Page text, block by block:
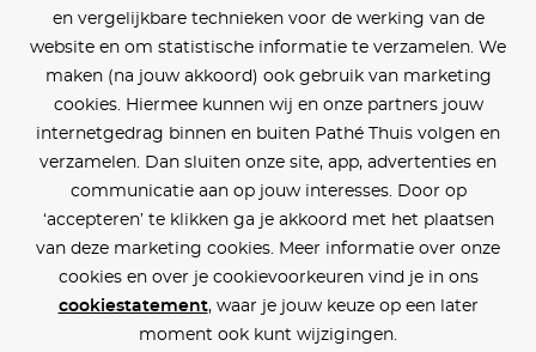
en vergelijkbare technieken voor de werking van de
website en om statistische informatie te verzamelen. We
maken (na jouw akkoord) ook gebruik van marketing
cookies. Hiermee kunnen wij en onze partners jouw
internetgedrag binnen en buiten Pathé Thuis volgen en
verzamelen. Dan sluiten onze site, app, advertenties en
communicatie aan op jouw interesses. Door op
‘accepteren’ te klikken ga je akkoord met het plaatsen
van deze marketing cookies. Meer informatie over onze
cookies en over je cookievoorkeuren vind je in ons
cookiestatement, waar je jouw keuze op een later
moment ook kunt wijzigingen.
Klantenservice
Betaalinstellingen
Cookie voorkeuren
Over Pathé Thuis
Bioscopen
CVD